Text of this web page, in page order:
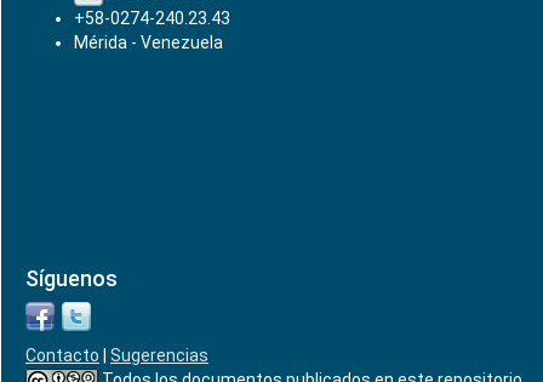
+58-0274-240.23.43
Mérida - Venezuela
Síguenos
Contacto
Sugerencias